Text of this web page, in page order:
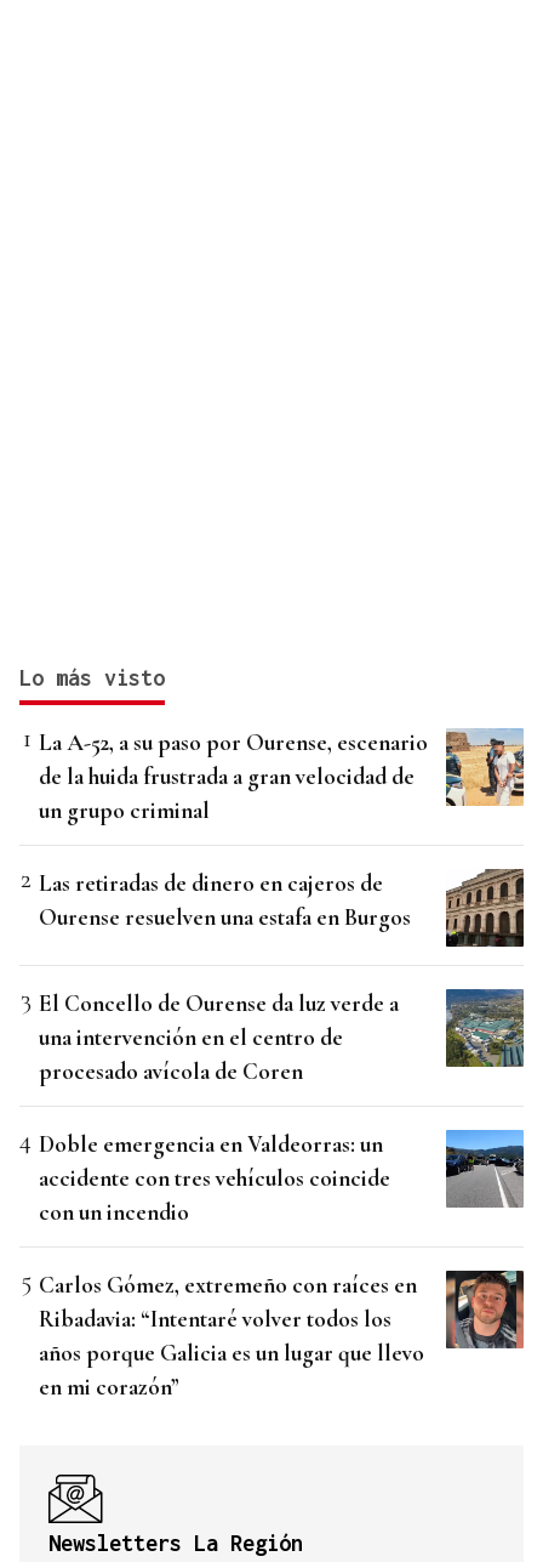
Lo más visto
La A-52, a su paso por Ourense, escenario
de la huida frustrada a gran velocidad de
un grupo criminal
Las retiradas de dinero en cajeros de
Ourense resuelven una estafa en Burgos
El Concello de Ourense da luz verde a
una intervención en el centro de
procesado avícola de Coren
Doble emergencia en Valdeorras: un
accidente con tres vehículos coincide
con un incendio
Carlos Gómez, extremeño con raíces en
Ribadavia: “Intentaré volver todos los
años porque Galicia es un lugar que llevo
en mi corazón”
Newsletters La Región